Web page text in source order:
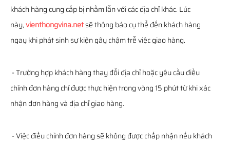
khách hàng cung cấp bị nhầm lẫn với các địa chỉ khác. Lúc
này,vienthongvina.netsẽ thông báo cụ thể đến khách hàng
ngay khi phát sinh sự kiện gây chậm trễ việc giao hàng.
- Trường hợp khách hàng thay đổi địa chỉ hoặc yêu cầu điều
chỉnh đơn hàng chỉ được thực hiện trong vòng 15 phút từ khi xác
nhận đơn hàng và địa chỉ giao hàng.
- Việc điều chỉnh đơn hàng sẽ không được chấp nhận nếu khách